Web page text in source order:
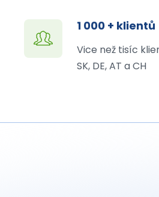
1 000 + klientů
Vice než tisíc
SK, DE, AT a CH